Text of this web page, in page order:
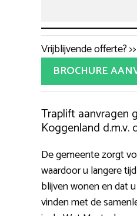
Vrijblijvende offerte? >>
BROCHURE
Traplift aanvragen
Koggenland d.m.v.
De gemeente zorgt
waardoor u langere
blijven wonen en dat
vinden met de